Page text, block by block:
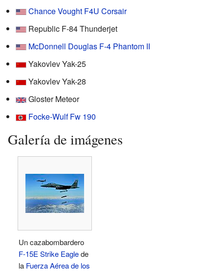
Chance Vought F4U Corsair
Republic F-84 Thunderjet
McDonnell Douglas F-4 Phantom II
Yakovlev Yak-25
Yakovlev Yak-28
Gloster Meteor
Focke-Wulf Fw 190
Galería de imágenes
Un cazabombardero
F-15E Strike Eaglede
la Fuerza Aérea de los